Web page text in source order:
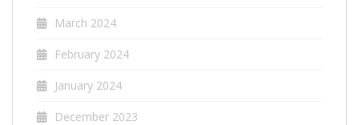
March 2024
February 2024
January 2024
December 2023